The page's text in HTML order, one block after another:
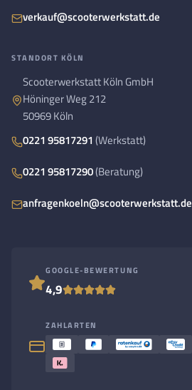
verkauf@scooterwerkstatt.de
STANDORT KÖLN
Scooterwerkstatt Köln GmbH
Höninger Weg 212
50969 Köln
0221 95817291 (Werkstatt)
0221 95817290(Beratung)
anfragenkoeln@scooterwerkstatt.de
GOOGLE-BEWERTUNG
4,9
ZAHLARTEN